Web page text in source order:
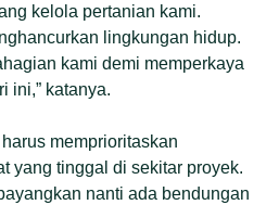
kelola pertanian kami.
lingkungan hidup.
kami demi memperkaya
ini,” katanya.
memprioritaskan
yang tinggal di sekitar proyek.
nanti ada bendungan